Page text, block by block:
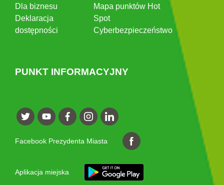
Dla biznesu
Deklaracja
dostępności
Mapa punktów Hot
Spot
Cyberbezpieczeństwo
PUNKT INFORMACYJNY
Facebook Prezydenta Miasta
Aplikacja miejska